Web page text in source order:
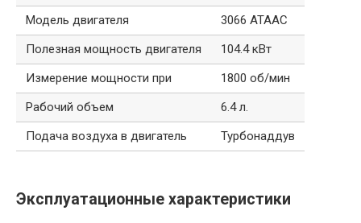
Модель двигателя
3066 ATAAC
Полезная мощность двигателя
104.4 кВт
Измерение мощности при
1800 об/мин
Рабочий объем
6.4 л.
Подача воздуха в двигатель
Турбонаддув
Эксплуатационные характеристики